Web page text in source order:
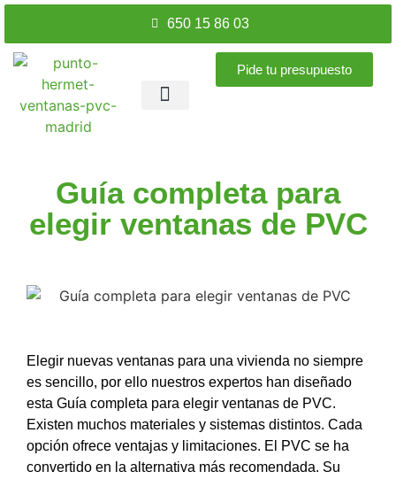
650 15 86 03
Pide tu presupuesto
Guía completa para
elegir ventanas de PVC
Elegir nuevas ventanas para una vivienda no siempre
es sencillo, por ello nuestros expertos han diseñado
esta Guía completa para elegir ventanas de PVC.
Existen muchos materiales y sistemas distintos. Cada
opción ofrece ventajas y limitaciones. El PVC se ha
convertido en la alternativa más recomendada. Su